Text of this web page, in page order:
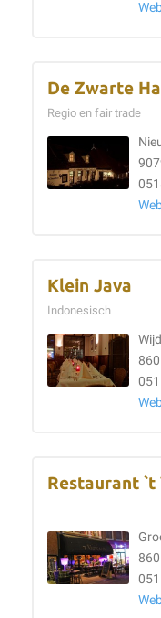
De Zwarte
Regio en fair trade
Klein Java
Indonesisch
Restaurant `t